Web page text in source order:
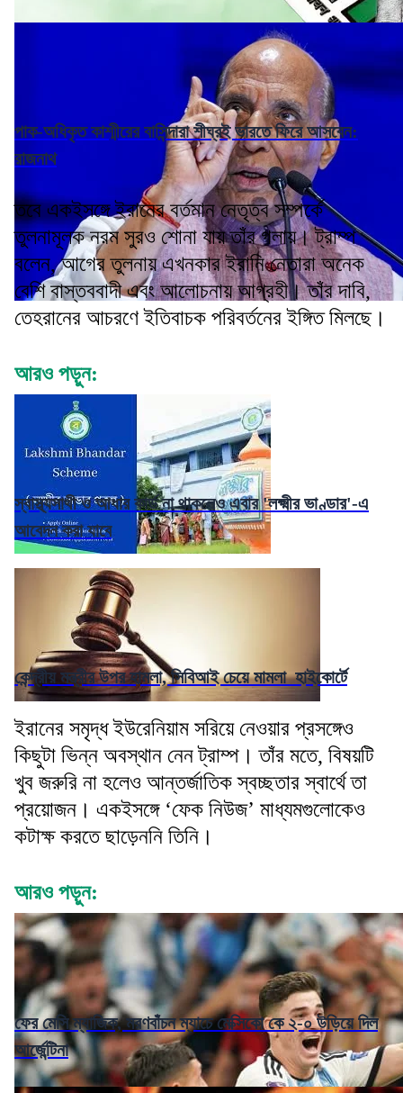
পাক-অধিকৃত কাশ্মীরের বাসিন্দারা শীঘ্রই ভারতে ফিরে আসবেন:
রাজনাথ
তবে একইসঙ্গে ইরানের বর্তমান নেতৃত্ব সম্পর্কে
তুলনামূলক নরম সুরও শোনা যায় তাঁর গলায়। ট্রাম্প
বলেন, আগের তুলনায় এখনকার ইরানি নেতারা অনেক
বেশি বাস্তববাদী এবং আলোচনায় আগ্রহী। তাঁর দাবি,
তেহরানের আচরণে ইতিবাচক পরিবর্তনের ইঙ্গিত মিলছে।
আরও পড়ুন:
স্বাস্থ্যসাথী ও আধার কার্ড না থাকলেও এবার 'লক্ষ্মীর ভাণ্ডার'-এ
আবেদন করা যাবে
কেন্দ্রীয় মন্ত্রীর উপর হামলা, সিবিআই চেয়ে মামলা হাইকোর্টে
ইরানের সমৃদ্ধ ইউরেনিয়াম সরিয়ে নেওয়ার প্রসঙ্গেও
কিছুটা ভিন্ন অবস্থান নেন ট্রাম্প। তাঁর মতে, বিষয়টি
খুব জরুরি না হলেও আন্তর্জাতিক স্বচ্ছতার স্বার্থে তা
প্রয়োজন। একইসঙ্গে ‘ফেক নিউজ’ মাধ্যমগুলোকেও
কটাক্ষ করতে ছাড়েননি তিনি।
আরও পড়ুন:
ফের মেসি ম্যাজিক, মরণবাঁচন ম্যাচে মেক্সিকো কে ২-০ উড়িয়ে দিল
আর্জেন্টিনা